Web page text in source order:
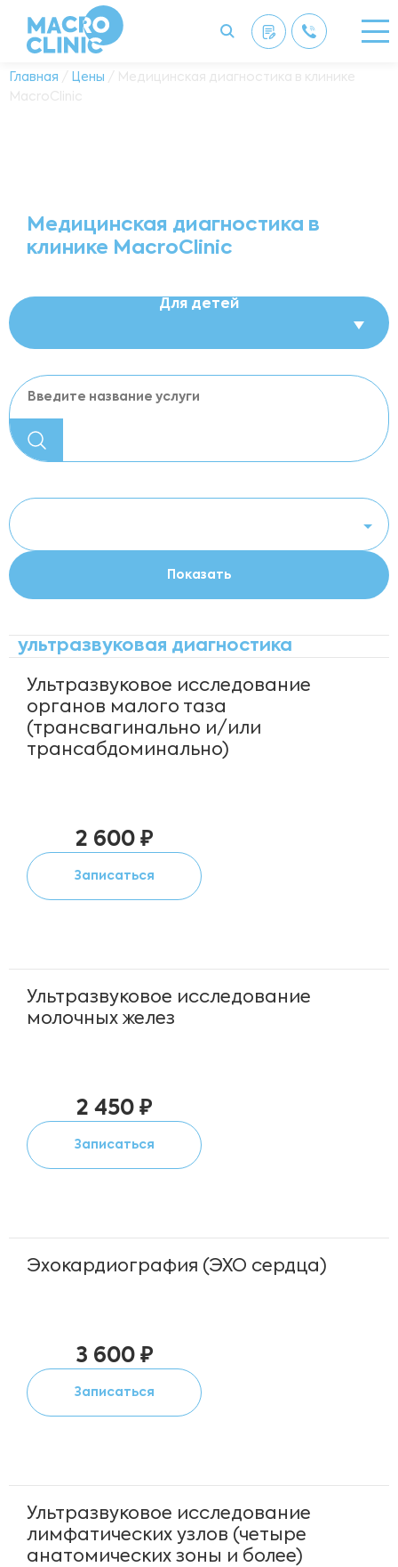
Главная / Цены / Медицинская диагностика в клинике
MacroClinic
Медицинская диагностика в
клинике MacroClinic
Для детей
ультразвуковая диагностика
Ультразвуковое исследование
органов малого таза
(трансвагинально и/или
трансабдоминально)
2 600 ₽
Записаться
Ультразвуковое исследование
молочных желез
2 450 ₽
Записаться
Эхокардиография (ЭХО сердца)
3 600 ₽
Записаться
Ультразвуковое исследование
лимфатических узлов (четыре
анатомических зоны и более)